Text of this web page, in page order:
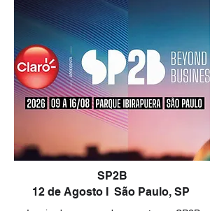
SP2B
12 de Agosto I São Paulo, SP